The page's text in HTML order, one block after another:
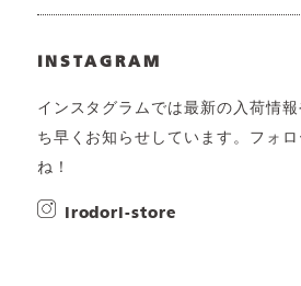
INSTAGRAM
インスタグラムでは最新の入荷情
ち早くお知らせしています。フォ
ね！
irodori-store